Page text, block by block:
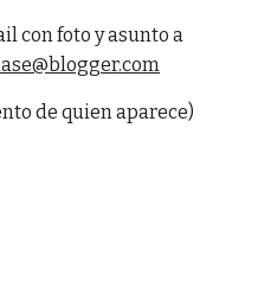
con foto y asunto a
de quien aparece)